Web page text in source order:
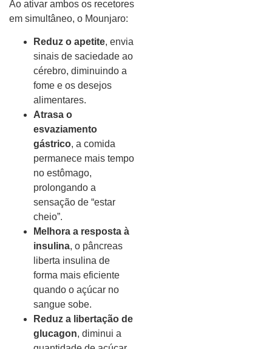
Ao ativar ambos os recetores
em simultâneo, o Mounjaro:
Reduz o apetite, envia
sinais de saciedade ao
cérebro, diminuindo a
fome e os desejos
alimentares.
Atrasa o
esvaziamento
gástrico, a comida
permanece mais tempo
no estômago,
prolongando a
sensação de “estar
cheio”.
Melhora a resposta à
insulina, o pâncreas
liberta insulina de
forma mais eficiente
quando o açúcar no
sangue sobe.
Reduz a libertação de
glucagon, diminui a